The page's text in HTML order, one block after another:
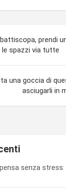
prendi
le spazzi via tutte
una goccia di
asciugarli in
senza